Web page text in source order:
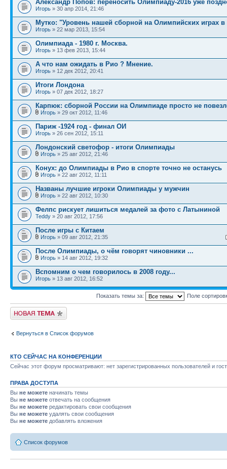
Александр Попов: переносить Олимпиаду-2016 уже
Игорь » 30 апр 2014, 21:46
Мутко: "Уровень нашей сборной на Олимпийских играх
Игорь » 22 мар 2013, 15:54
Олимпиада - 1980 г. Москва.
Игорь » 13 фев 2013, 15:44
А что нам ожидать в Рио ? Мнение.
Игорь » 12 дек 2012, 20:41
Итоги Лондона
Игорь » 07 дек 2012, 18:27
Карпюк: сборной России на Олимпиаде просто не
Игорь » 29 окт 2012, 11:46
Париж -1924 год - финал ОИ
Игорь » 26 сен 2012, 15:11
Лондонский светофор - итоги Олимпиады
Игорь » 25 авг 2012, 21:46
Конух: до Олимпиады в Рио в спорте точно не останусь
Игорь » 22 авг 2012, 11:11
Названы лучшие игроки Олимпиады у мужчин
Игорь » 22 авг 2012, 10:30
Фелпс рискует лишиться медалей за фото с Латыниной
Teddy » 20 авг 2012, 17:56
После игры с Китаем
Игорь » 09 авг 2012, 21:35
После Олимпиады, о чём говорят чиновники ...
Игорь » 14 авг 2012, 19:32
Вспомним о чем говорилось в 2008 году...
Игорь » 13 авг 2012, 16:52
Показать темы за: Поле
Новая тема
Вернуться в Список форумов
КТО СЕЙЧАС НА КОНФЕРЕНЦИИ
Сейчас этот форум просматривают: нет зарегистрированных пользователей и
ПРАВА ДОСТУПА
Вы не можете начинать темы
Вы не можете отвечать на сообщения
Вы не можете редактировать свои сообщения
Вы не можете удалять свои сообщения
Вы не можете добавлять вложения
Список форумов